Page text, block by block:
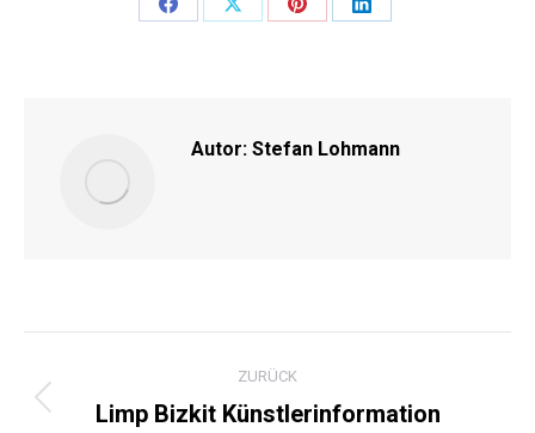
Share
Share
Share
Share
Autor: Stefan Lohmann
ZURÜCK
Vorheriger
Limp Bizkit Künstlerinformation